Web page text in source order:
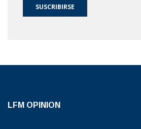
SUSCRIBIRSE
LFM OPINION